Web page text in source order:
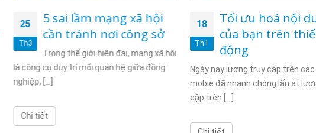
25
Th3
5 sai lầm mạng xã hội
cần tránh nơi công sở
Trong thế giới hiện đại, mạng xã hội
là công cụ duy trì mối quan hệ giữa đồng
nghiệp, [...]
Chi tiết
18
Th1
Tối ưu hoá nội
của bạn trên
động
Ngày nay lượng truy cập trên
mobie đã nhanh chóng lấn át
cập trên [...]